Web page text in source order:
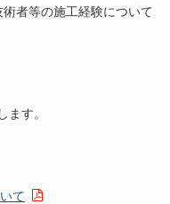
者等の施工経験について
す。
て